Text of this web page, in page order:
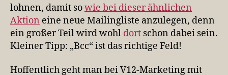
lohnen, damit sowie bei dieser ähnlichen
Aktion eine neue Mailingliste anzulegen, denn
ein großer Teil wird wohl dort schon dabei sein.
Kleiner Tipp: „Bcc“ ist das richtige Feld!
Hoffentlich geht man bei V12-Marketing mit